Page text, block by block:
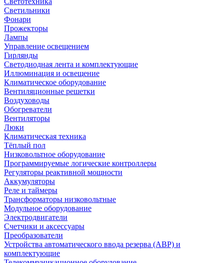
Светильники
Фонари
Прожекторы
Лампы
Управление освещением
Гирлянды
Светодиодная лента и комплектующие
Иллюминация и освещение
Климатическое оборудование
Вентиляционные решетки
Воздуховоды
Обогреватели
Вентиляторы
Люки
Климатическая техника
Тёплый пол
Низковольтное оборудование
Программируемые логические контроллеры
Регуляторы реактивной мощности
Аккумуляторы
Реле и таймеры
Трансформаторы низковольтные
Модульное оборудование
Электродвигатели
Счетчики и аксессуары
Преобразователи
Устройства автоматического ввода резерва (АВР) и
комплектующие